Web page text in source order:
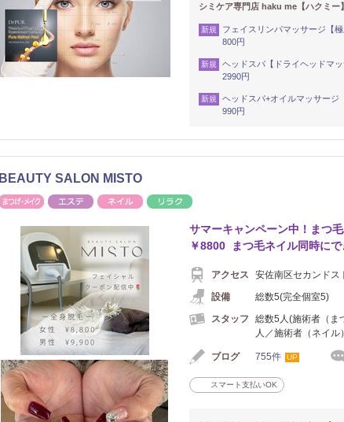
シミケア専門店 haku me【ハクミー
新規
フェイスリンパマッサージ【
800円
新規
ヘッドスパ【ドライヘッドマ
2990円
新規
ヘッドスパ+オイルマッサー
990円
BEAUTY SALON MISTO
まつげ・メイクエステ ネイル
サマーキャンペーン中！まつ
￥8800 まつ毛ネイル同時にで
アクセス
安佐南区セカンドス
設備
総数5(完全個室5)
スタッフ
総数5人(施術者（ま
人／施術者（ネイル
ブログ 755件 UP
スマート支払いOK